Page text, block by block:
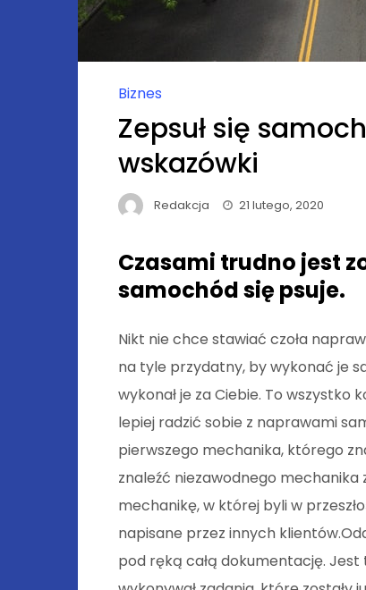
Biznes
Zepsuł się
wskazówki
Redakcja 21 lutego, 2020
Czasami trudno jest
samochód się psuje.
Nikt nie chce stawiać czoła
na tyle przydatny, by wykonać je
wykonał je za Ciebie. To wszystko
lepiej radzić sobie z naprawami
pierwszego mechanika, którego
znaleźć niezawodnego
mechanikę, w której byli w
napisane przez innych
pod ręką całą dokumentację.